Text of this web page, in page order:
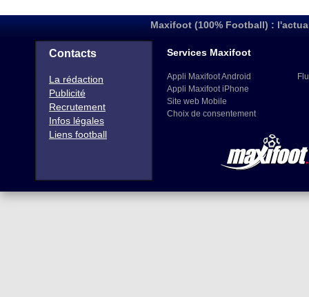
Maxifoot (100% Football) :
Contacts
La rédaction
Publicité
Recrutement
Infos légales
Liens football
Services Maxifoot
Appli Maxifoot Android
Appli Maxifoot iPhone
Site web Mobile
Choix de consentement